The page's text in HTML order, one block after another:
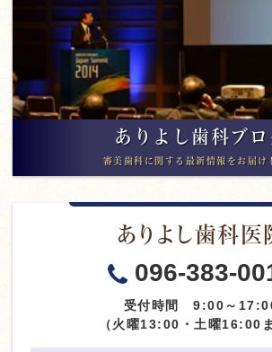
ありよし歯科ブロ
審美歯科に関する最新情報をお届け
ありよし歯科医
096-383-
受付時間 9:00～
（火曜13:00・土曜16:00ま